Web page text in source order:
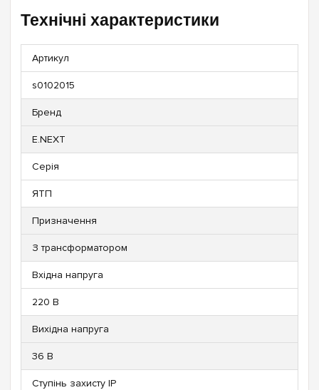
Технічні характеристики
Артикул
s0102015
Бренд
E.NEXT
Серія
ЯТП
Призначення
З трансформатором
Вхідна напруга
220 В
Вихідна напруга
36 В
Ступінь захисту IP